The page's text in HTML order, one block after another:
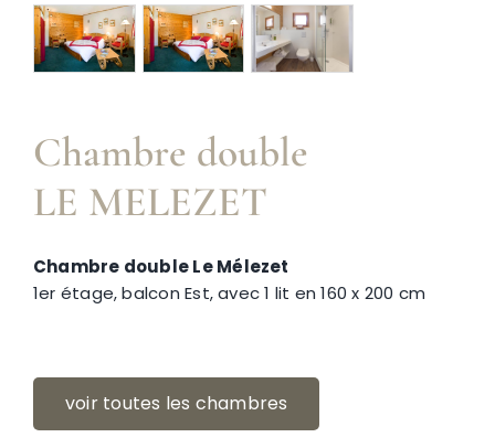
Névache
Accès
Chambre double
LE MELEZET
Chambre double Le Mélezet
1er étage, balcon Est, avec 1 lit en 160 x 200 cm
voir toutes les chambres